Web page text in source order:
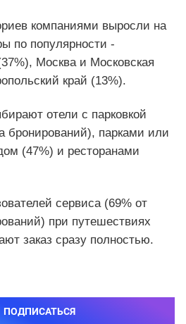
компаниями выросли на
по популярности -
Москва и Московская
край (13%).
отели с парковкой
бронирований), парками или
(47%) и ресторанами
сервиса (69% от
при путешествиях
заказ сразу полностью.
ПОДПИСАТЬСЯ